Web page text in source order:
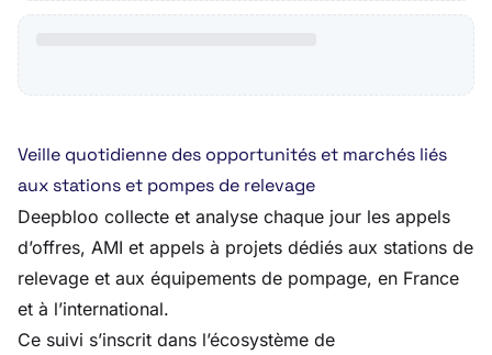
Veille quotidienne des opportunités et marchés liés
aux stations et pompes de relevage
Deepbloo collecte et analyse chaque jour les appels
d’offres, AMI et appels à projets dédiés aux stations de
relevage et aux équipements de pompage, en France
et à l’international.
Ce suivi s’inscrit dans l’écosystème de